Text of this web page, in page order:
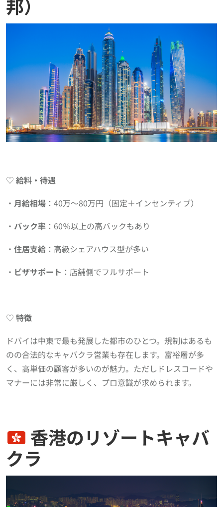
邦）
♡ 給料・待遇
・ 月給相場 ：40万〜80万円（固定＋インセンティブ）
・ バック率 ：60％以上の高バックもあり
・ 住居支給 ：高級シェアハウス型が多い
・ ビザサポート ：店舗側でフルサポート
♡ 特徴
ドバイは中東で最も発展した都市のひとつ。規制はあるも
のの合法的なキャバクラ営業も存在します。富裕層が多
く、高単価の顧客が多いのが魅力。ただしドレスコードや
マナーには非常に厳しく、プロ意識が求められます。
香港のリゾートキャバ
クラ